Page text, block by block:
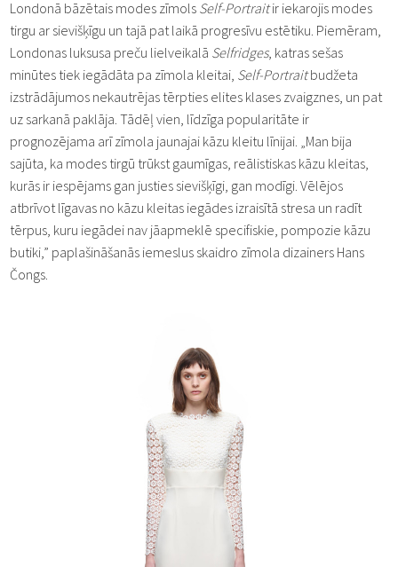
Londonā bāzētais modes zīmols Self-Portraitir iekarojis modes
tirgu ar sievišķīgu un tajā pat laikā progresīvu estētiku. Piemēram,
Londonas luksusa preču lielveikalā Selfridges, katras sešas
minūtes tiek iegādāta pa zīmola kleitai, Self-Portraitbudžeta
izstrādājumos nekautrējas tērpties elites klases zvaigznes, un pat
uz sarkanā paklāja. Tādēļ vien, līdzīga popularitāte ir
prognozējama arī zīmola jaunajai kāzu kleitu līnijai. „Man bija
sajūta, ka modes tirgū trūkst gaumīgas, reālistiskas kāzu kleitas,
kurās ir iespējams gan justies sievišķīgi, gan modīgi. Vēlējos
atbrīvot līgavas no kāzu kleitas iegādes izraisītā stresa un radīt
tērpus, kuru iegādei nav jāapmeklē specifiskie, pompozie kāzu
butiki,” paplašināšanās iemeslus skaidro zīmola dizainers Hans
Čongs.